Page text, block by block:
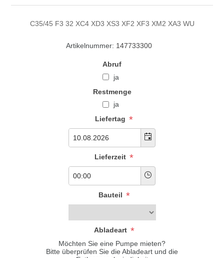
C35/45 F3 32 XC4 XD3 XS3 XF2 XF3 XM2 XA3 WU
Artikelnummer: 147733300
Abruf
ja
Restmenge
ja
Liefertag *
Lieferzeit *
Bauteil *
Abladeart *
Möchten Sie eine Pumpe mieten?
Bitte überprüfen Sie die Abladeart und die